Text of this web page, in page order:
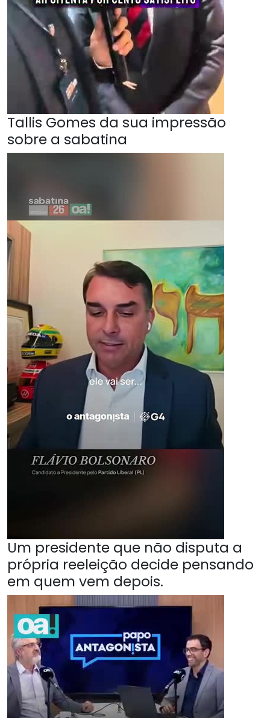
Tallis Gomes da sua impressão
sobre a sabatina
Um presidente que não disputa a
própria reeleição decide pensando
em quem vem depois.